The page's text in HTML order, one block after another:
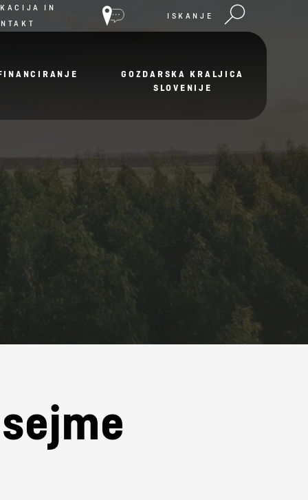
IN
ISKANJE
GOZDARSKA KRALJICA
SLOVENIJE